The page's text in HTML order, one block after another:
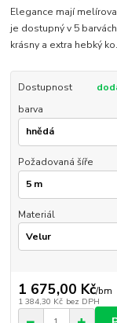
Elegance mají
je dostupný v 5
krásny a extra hebký
Dostupnost
barva
Požadovaná šíře
Materiál
1 675,00 Kč/bm
1 384,30 Kč bez DPH